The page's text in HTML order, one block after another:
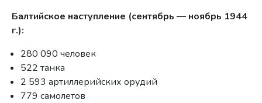
Балтийское наступление (сентябрь — ноябрь 1944
г.):
280 090 человек
522 танка
2 593 артиллерийских орудий
779 самолетов